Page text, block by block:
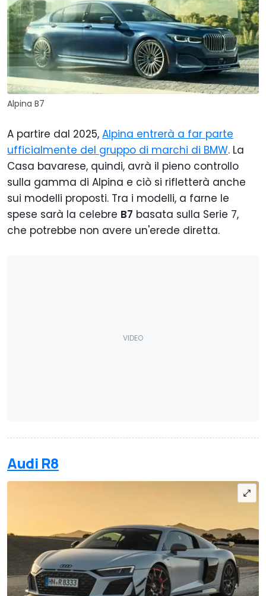
Alpina B7
A partire dal 2025, Alpina entrerà a far parte
ufficialmente del gruppo di marchi di BMW. La
Casa bavarese, quindi, avrà il pieno controllo
sulla gamma di Alpina e ciò si rifletterà anche
sui modelli proposti. Tra i modelli, a farne le
spese sarà la celebre B7 basata sulla Serie 7,
che potrebbe non avere un'erede diretta.
Audi R8